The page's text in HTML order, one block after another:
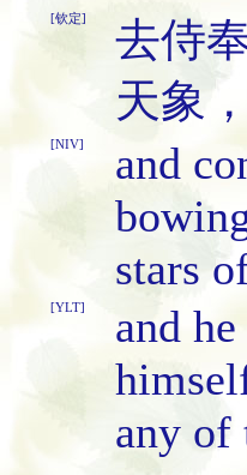
[钦定]
去侍
天象
[NIV]
and
stars
[YLT]
and
any of